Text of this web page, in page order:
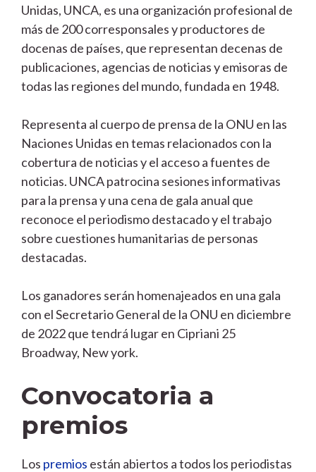
Unidas, UNCA, es una organización profesional de
más de 200 corresponsales y productores de
docenas de países, que representan decenas de
publicaciones, agencias de noticias y emisoras de
todas las regiones del mundo, fundada en 1948.
Representa al cuerpo de prensa de la ONU en las
Naciones Unidas en temas relacionados con la
cobertura de noticias y el acceso a fuentes de
noticias. UNCA patrocina sesiones informativas
para la prensa y una cena de gala anual que
reconoce el periodismo destacado y el trabajo
sobre cuestiones humanitarias de personas
destacadas.
Los ganadores serán homenajeados en una gala
con el Secretario General de la ONU en diciembre
de 2022 que tendrá lugar en Cipriani 25
Broadway, New york.
Convocatoria a
premios
Los premios están abiertos a todos los periodistas